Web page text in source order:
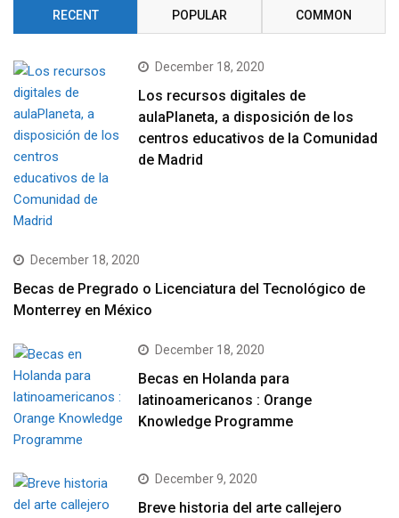
RECENT POPULAR COMMON
December 18, 2020
Los recursos digitales de
aulaPlaneta, a disposición de los
centros educativos de la Comunidad
de Madrid
December 18, 2020
Becas de Pregrado o Licenciatura del Tecnológico de
Monterrey en México
December 18, 2020
Becas en Holanda para
latinoamericanos : Orange
Knowledge Programme
December 9, 2020
Breve historia del arte callejero